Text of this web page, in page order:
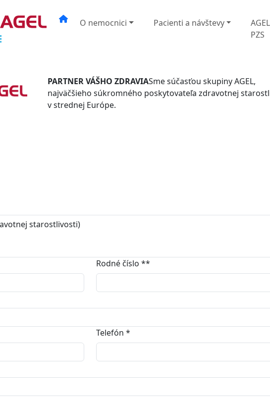
O nemocnici Pacienti a návštevy
AGEL
PZS
PARTNER VÁŠHO ZDRAVIASme súčasťou skupiny AGEL,
najväčšieho súkromného poskytovateľa zdravotnej
v strednej Európe.
starostlivosti)
Rodné číslo **
Telefón *